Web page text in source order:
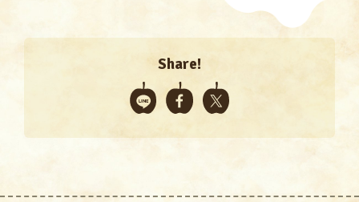
Share!